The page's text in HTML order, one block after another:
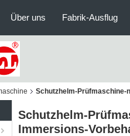
Über uns Fabrik-Ausflug
Schutzhelm-Prüfmaschine-
Schutzhelm-
Immersions-